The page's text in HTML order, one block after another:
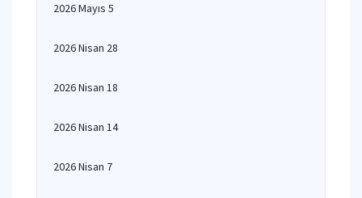
2026 Mayıs 5
2026 Nisan 28
2026 Nisan 18
2026 Nisan 14
2026 Nisan 7